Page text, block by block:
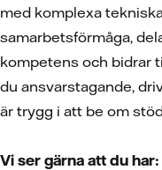
med komplexa
samarbetsförmåga,
kompetens och bidrar
du ansvarstagande,
är trygg i att be om
Vi ser gärna att du har: